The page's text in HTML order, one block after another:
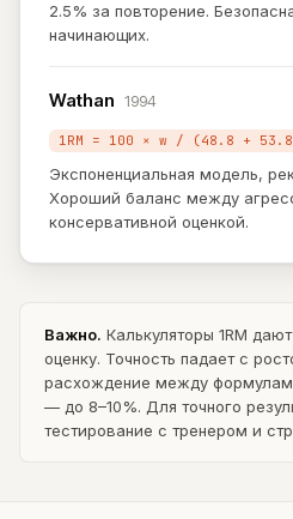
2.5% за повторение.
начинающих.
Wathan 1994
1RM = 100 × w / (48.8 +
Экспоненциальная модель,
Хороший баланс между
консервативной оценкой.
Важно. Калькуляторы 1RM
оценку. Точность падает с
расхождение между
— до 8–10%. Для точного
тестирование с тренером и